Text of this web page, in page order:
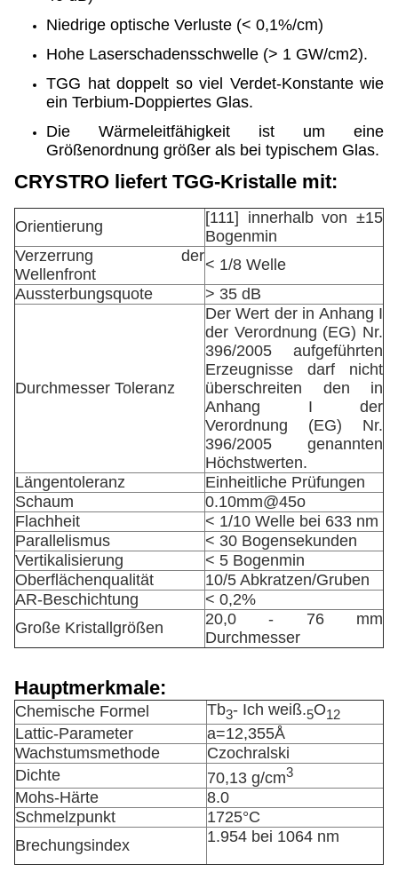
Niedrige optische Verluste (< 0,1%/cm)
Hohe Laserschadensschwelle (> 1 GW/cm2).
TGG hat doppelt so viel Verdet-Konstante wie
ein Terbium-Doppiertes Glas.
Die Wärmeleitfähigkeit ist um eine
Größenordnung größer als bei typischem Glas.
CRYSTRO liefert TGG-Kristalle mit:
Orientierung
[111] innerhalb von ±15
Bogenmin
Verzerrung der
Wellenfront
< 1/8 Welle
Aussterbungsquote
> 35 dB
Durchmesser Toleranz
Der Wert der in Anhang I
der Verordnung (EG) Nr.
396/2005 aufgeführten
Erzeugnisse darf nicht
überschreiten den in
Anhang I der
Verordnung (EG) Nr.
396/2005 genannten
Höchstwerten.
Längentoleranz
Einheitliche Prüfungen
Schaum
0.10mm@45o
Flachheit
< 1/10 Welle bei 633 nm
Parallelismus
< 30 Bogensekunden
Vertikalisierung
< 5 Bogenmin
Oberflächenqualität
10/5 Abkratzen/Gruben
AR-Beschichtung
< 0,2%
Große Kristallgrößen
20,0 - 76 mm
Durchmesser
Hauptmerkmale:
Chemische Formel Tb3- Ich weiß.5O12
Lattic-Parameter
a=12,355Å
Wachstumsmethode
Czochralski
Dichte
70,13 g/cm3
Mohs-Härte
8.0
Schmelzpunkt
1725°C
Brechungsindex
1.954 bei 1064 nm